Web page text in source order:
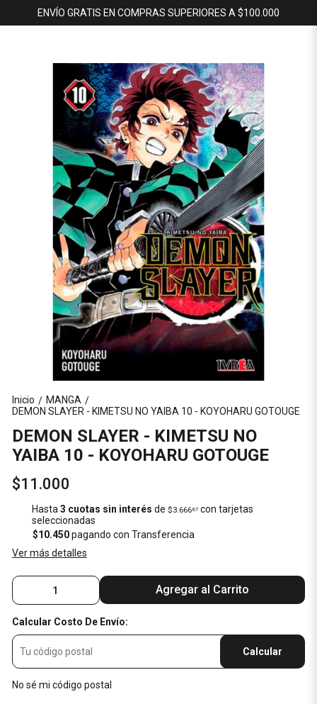
ENVÍO GRATIS EN COMPRAS SUPERIORES A $100.000
Inicio / MANGA /
DEMON SLAYER - KIMETSU NO YAIBA 10 - KOYOHARU GOTOUGE
DEMON SLAYER - KIMETSU NO
YAIBA 10 - KOYOHARU GOTOUGE
$11.000
Hasta 3 cuotas sin interés de $3.66667con tarjetas
seleccionadas
$10.450pagando con Transferencia
Ver más detalles
Agregar al Carrito
Calcular Costo De Envío:
Calcular
No sé mi código postal